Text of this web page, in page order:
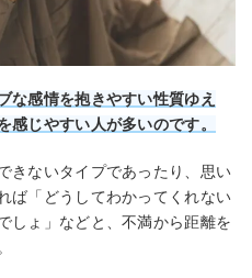
な感情を抱きやすい性質ゆえ
感じやすい人が多いのです。
きないタイプであったり、思い
ば「どうしてわかってくれない
しょ」などと、不満から距離を